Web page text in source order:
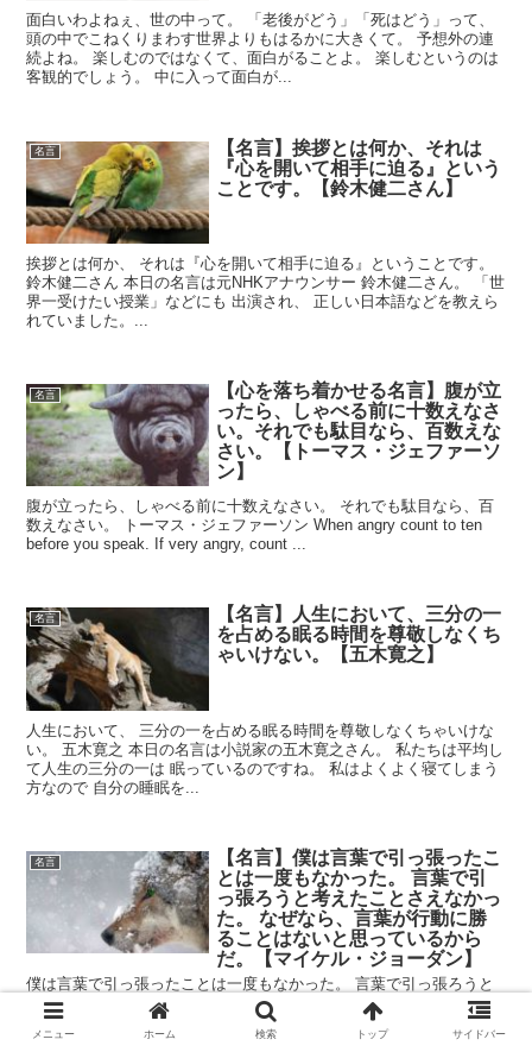
面白いわよねぇ、世の中って。 「老後がどう」「死はどう」って、
頭の中でこねくりまわす世界よりもはるかに大きくて。 予想外の連
続よね。 楽しむのではなくて、面白がることよ。 楽しむというのは
客観的でしょう。 中に入って面白が...
名言
【名言】挨拶とは何か、それは
『心を開いて相手に迫る』という
ことです。【鈴木健二さん】
挨拶とは何か、 それは『心を開いて相手に迫る』ということです。
鈴木健二さん 本日の名言は元NHKアナウンサー 鈴木健二さん。 「世
界一受けたい授業」などにも 出演され、 正しい日本語などを教えら
れていました。...
名言
【心を落ち着かせる名言】腹が立
ったら、しゃべる前に十数えなさ
い。それでも駄目なら、百数えな
さい。【トーマス・ジェファーソ
ン】
腹が立ったら、しゃべる前に十数えなさい。 それでも駄目なら、百
数えなさい。 トーマス・ジェファーソン When angry count to ten
before you speak. If very angry, count ...
名言
【名言】人生において、三分の一
を占める眠る時間を尊敬しなくち
ゃいけない。【五木寛之】
人生において、 三分の一を占める眠る時間を尊敬しなくちゃいけな
い。 五木寛之 本日の名言は小説家の五木寛之さん。 私たちは平均し
て人生の三分の一は 眠っているのですね。 私はよくよく寝てしまう
方なので 自分の睡眠を...
名言
【名言】僕は言葉で引っ張ったこ
とは一度もなかった。 言葉で引
っ張ろうと考えたことさえなかっ
た。 なぜなら、言葉が行動に勝
ることはないと思っているから
だ。【マイケル・ジョーダン】
僕は言葉で引っ張ったことは一度もなかった。 言葉で引っ張ろうと
考えたことさえなかった。 なぜなら、言葉が行動に勝ることはない
と 思っているからだ。 マイケル・ジョーダン 本日の名言はマイケ
ル・ジョーダンさん。 バスケの神...
メニュー ホーム 検索 トップ サイドバー